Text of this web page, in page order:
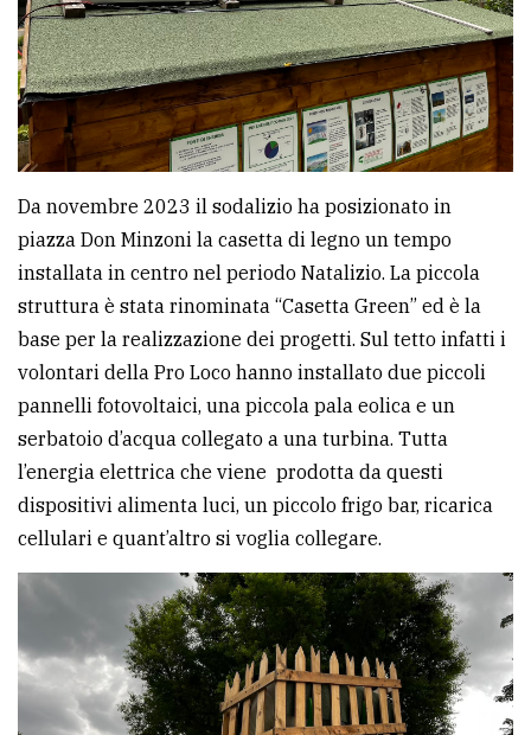
policy
Da novembre 2023 il sodalizio ha posizionato in
piazza Don Minzoni la casetta di legno un tempo
installata in centro nel periodo Natalizio. La piccola
struttura è stata rinominata “Casetta Green” ed è la
base per la realizzazione dei progetti. Sul tetto infatti i
volontari della Pro Loco hanno installato due piccoli
pannelli fotovoltaici, una piccola pala eolica e un
serbatoio d’acqua collegato a una turbina. Tutta
l’energia elettrica che viene prodotta da questi
dispositivi alimenta luci, un piccolo frigo bar, ricarica
cellulari e quant’altro si voglia collegare.